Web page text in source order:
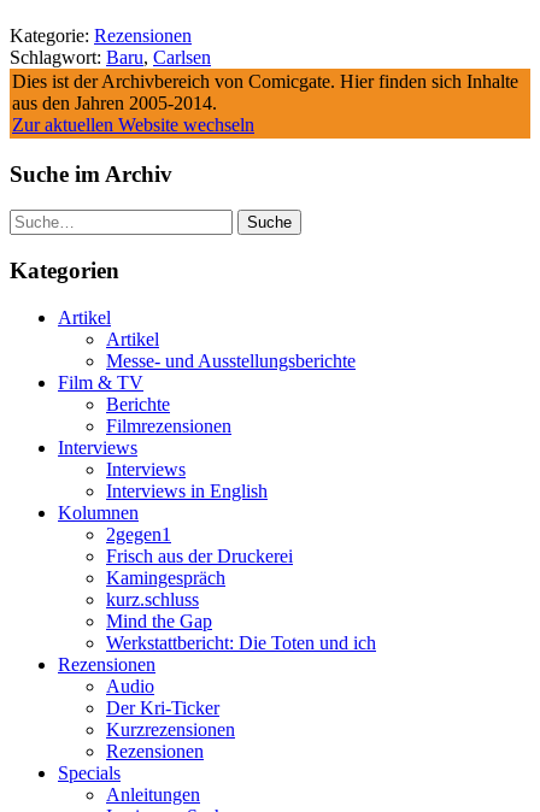
Kategorie: Rezensionen
Schlagwort: Baru, Carlsen
Dies ist der Archivbereich von Comicgate. Hier finden sich Inhalte
aus den Jahren 2005-2014.
Zur aktuellen Website wechseln
Suche im Archiv
Suche
Kategorien
Artikel
Artikel
Messe- und Ausstellungsberichte
Film & TV
Berichte
Filmrezensionen
Interviews
Interviews
Interviews in English
Kolumnen
2gegen1
Frisch aus der Druckerei
Kamingespräch
kurz.schluss
Mind the Gap
Werkstattbericht: Die Toten und ich
Rezensionen
Audio
Der Kri-Ticker
Kurzrezensionen
Rezensionen
Specials
Anleitungen